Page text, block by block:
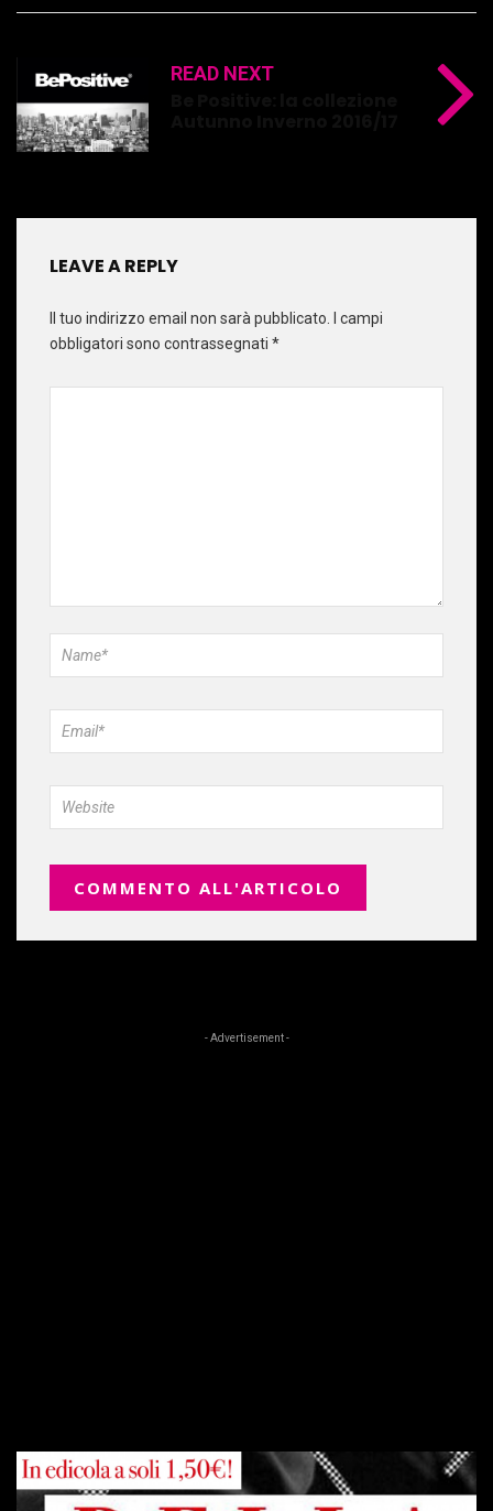
READ NEXT
LEAVE A REPLY
Il tuo indirizzo email non sarà pubblicato.
I campi
obbligatori sono contrassegnati *
- Advertisement -